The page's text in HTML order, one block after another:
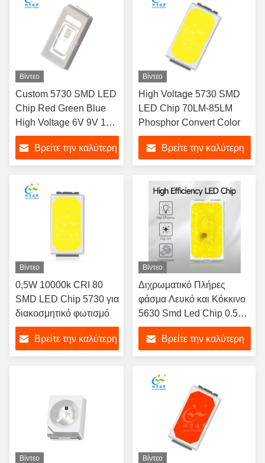
Βίντεο
Custom 5730 SMD LED
Chip Red Green Blue
High Voltage 6V 9V 18V
36V
Βρείτε την καλύτερη
Βίντεο
High Voltage 5730 SMD
LED Chip 70LM-85LM
Phosphor Convert Color
Βρείτε την καλύτερη
Βίντεο
0,5W 10000k CRI 80
SMD LED Chip 5730 για
διακοσμητικό φωτισμό
Βρείτε την καλύτερη
Βίντεο
Διχρωματικό Πλήρες
φάσμα Λευκό και Κόκκινο
5630 Smd Led Chip 0.5W
620nm 2V 150 MA δύο
χρώματα για Φως ομίχλης
αυτοκινήτου και εσωτερικό
αυτοκινήτου 3 έτη εγγύηση
Βρείτε την καλύτερη
Βίντεο Βίντεο